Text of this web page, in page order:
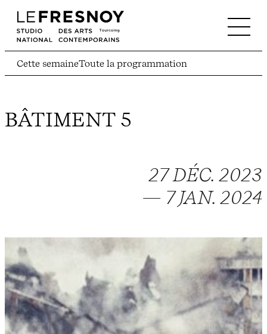
Cette semaineToute la programmation
BÂTIMENT 5
27 DÉC. 2023
— 7 JAN. 2024